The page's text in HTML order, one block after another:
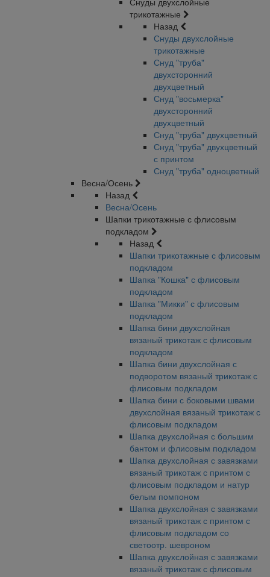
трикотажные
Назад
Снуды двухслойные
трикотажные
Снуд "труба"
двухсторонний
двухцветный
Снуд "восьмерка"
двухсторонний
двухцветный
Снуд "труба" двухцветный
Снуд "труба" двухцветный
с принтом
Снуд "труба" одноцветный
Весна/Осень
Назад
Весна/Осень
Шапки трикотажные с флисовым
подкладом
Назад
Шапки трикотажные с флисовым
подкладом
Шапка "Кошка" с флисовым
подкладом
Шапка "Микки" с флисовым
подкладом
Шапка бини двухслойная
вязаный трикотаж с флисовым
подкладом
Шапка бини двухслойная с
подворотом вязаный трикотаж с
флисовым подкладом
Шапка бини с боковыми швами
двухслойная вязаный трикотаж с
флисовым подкладом
Шапка двухслойная с большим
бантом и флисовым подкладом
Шапка двухслойная с завязками
вязаный трикотаж с принтом с
флисовым подкладом и натур
белым помпоном
Шапка двухслойная с завязками
вязаный трикотаж с принтом с
флисовым подкладом со
светоотр. шевроном
Шапка двухслойная с завязками
вязаный трикотаж с флисовым